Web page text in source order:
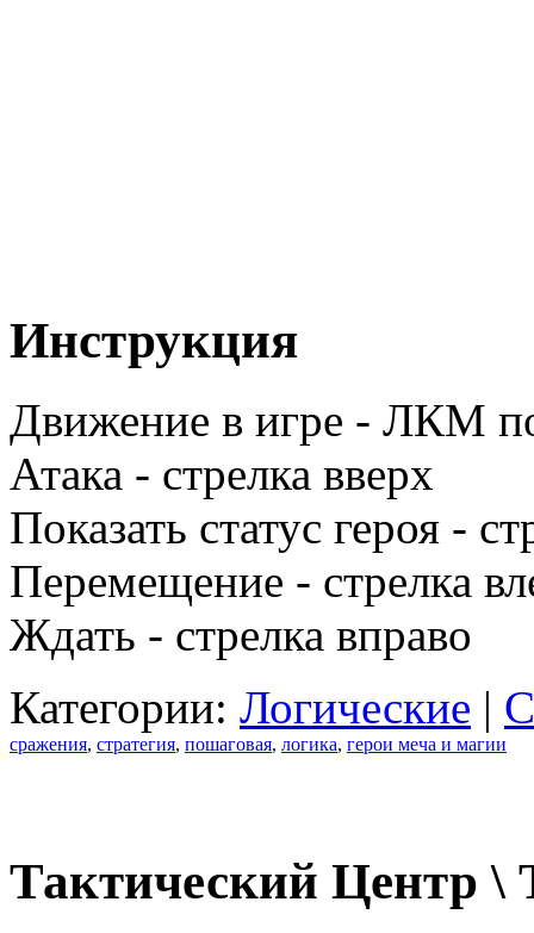
Инструкция
Движение в игре - ЛКМ
Атака - стрелка вверх
Показать статус героя -
Перемещение - стрелка
Ждать - стрелка вправо
Категории: Логические |
сражения, стратегия, пошаговая, логика, герои меча и магии
Тактический Центр \